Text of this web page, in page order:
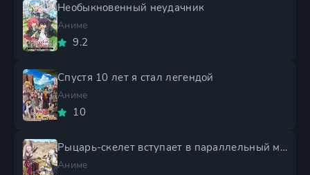
Необыкновенный неудачник
Аниме
9.2
Спустя 10 лет я стал легендой
Аниме
10
Рыцарь-скелет вступает в параллельный мир 2 сезон
Аниме